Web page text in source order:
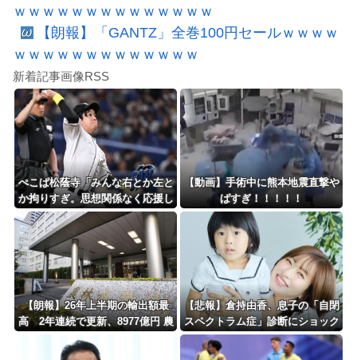
ｗｗｗｗｗｗｗｗｗｗｗｗｗｗ
【朗報】「GANTZ」全巻100円セールｗｗｗｗ
ｗｗｗｗｗｗｗｗｗｗｗｗｗ
新着記事画像RSS
ぺこぱ松蔭寺「みんな右とか左と
か拘りすぎ。思想関係なく応援し
ようよ」
【動画】手術中に熊本地震直撃や
ばすぎ！！！！！
【朗報】26年上半期の輸出額最
高 2年連続で更新、8977億円 農
水省「インバウンドの増加に伴
い、日本食の認知度が向上」
【悲報】倉持由香、息子の「自閉
スペクトラム症」診断にショック
で涙… 見逃していた乳幼児期の
サインとは？